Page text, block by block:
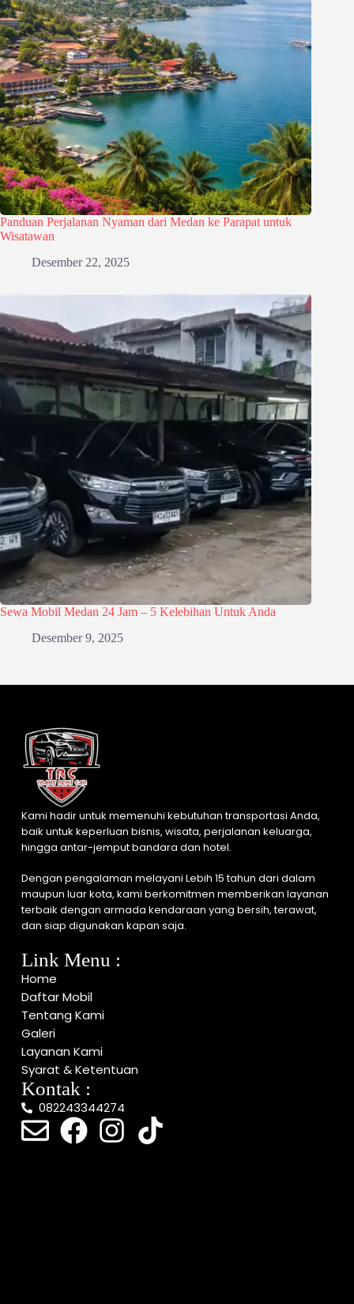
Panduan Perjalanan Nyaman dari Medan ke Parapat untuk
Wisatawan
Desember 22, 2025
Sewa Mobil Medan 24 Jam – 5 Kelebihan Untuk Anda
Desember 9, 2025
Kami hadir untuk memenuhi kebutuhan transportasi Anda,
baik untuk keperluan bisnis, wisata, perjalanan keluarga,
hingga antar-jemput bandara dan hotel.
Dengan pengalaman melayani Lebih 15 tahun dari dalam
maupun luar kota, kami berkomitmen memberikan layanan
terbaik dengan armada kendaraan yang bersih, terawat,
dan siap digunakan kapan saja.
Link Menu :
Home
Daftar Mobil
Tentang Kami
Galeri
Layanan Kami
Syarat & Ketentuan
Kontak :
082243344274